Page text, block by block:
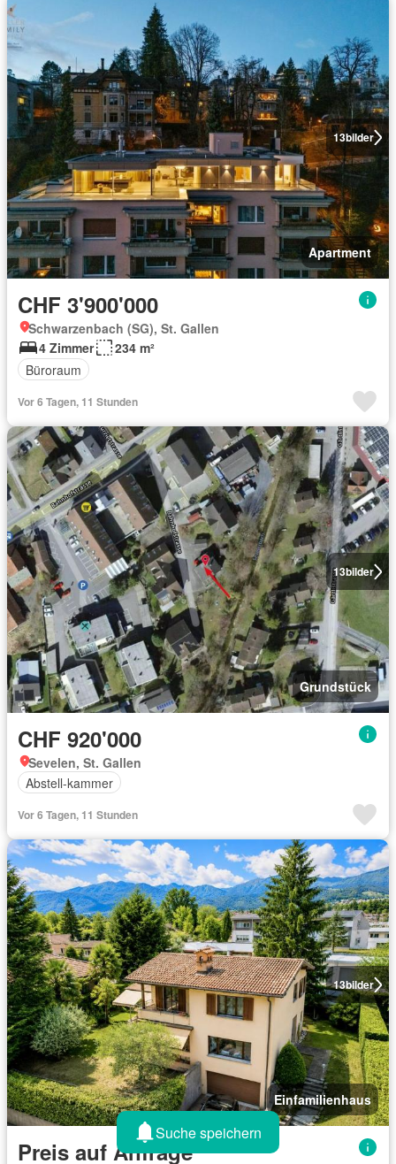
13bilder
Apartment
CHF 3'900'000
Schwarzenbach (SG), St. Gallen
4 Zimmer
234 m²
Büroraum
Vor 6 Tagen, 11 Stunden
13bilder
Grundstück
CHF 920'000
Sevelen, St. Gallen
Abstell-kammer
Vor 6 Tagen, 11 Stunden
13bilder
Einfamilienhaus
Preis auf Anfrage
Suche speichern